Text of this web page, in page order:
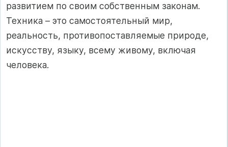
развитием по своим собственным законам.
Техника – это самостоятельный мир,
реальность, противопоставляемые природе,
искусству, языку, всему живому, включая
человека.